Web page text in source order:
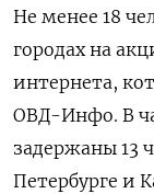
Не менее 18
городах на
интернета,
ОВД-Инфо. В
задержаны 13
Петербурге и